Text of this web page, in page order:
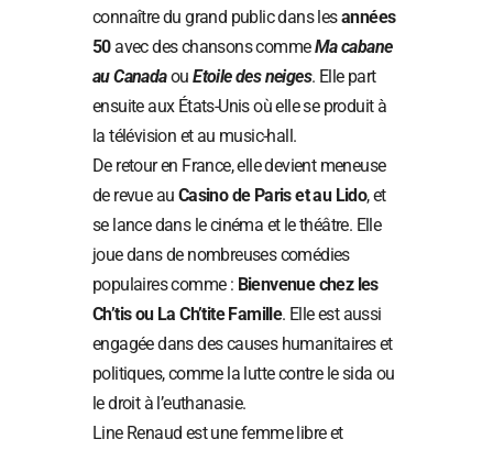
connaître du grand public dans lesannées
50avec des chansons commeMa cabane
au CanadaouEtoile des neiges. Elle part
ensuite aux États-Unis où elle se produit à
la télévision et au music-hall.
De retour en France, elle devient meneuse
de revue au Casino de Paris et au Lido, et
se lance dans le cinéma et le théâtre. Elle
joue dans de nombreuses comédies
populaires comme : Bienvenue chez les
Ch’tis ou La Ch’tite Famille. Elle est aussi
engagée dans des causes humanitaires et
politiques, comme la lutte contre le sida ou
le droit à l’euthanasie.
Line Renaud est une femme libre et